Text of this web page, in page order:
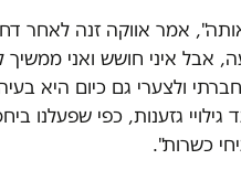
אמר אווקה זנה לאחר
אבל איני חושש ואני ממשיך
ולצערי גם כיום היא
גזענות, כפי שפעלנו
כשרות".